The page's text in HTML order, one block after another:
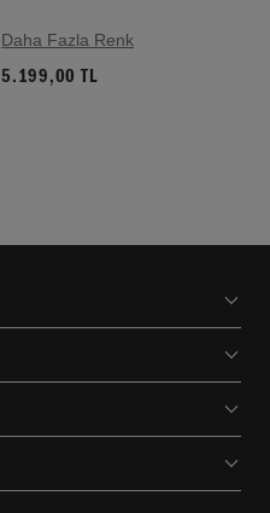
Daha Fazla Renk
5.199,00 TL